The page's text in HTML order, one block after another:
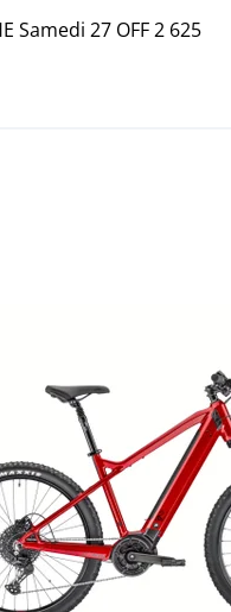
Samedi 27 OFF 2 625